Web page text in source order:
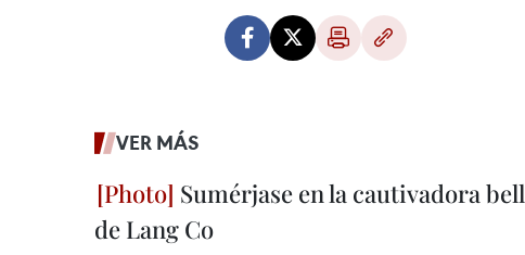
VER MÁS
Sumérjase en la cautivadora
de Lang Co